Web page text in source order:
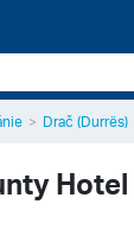
Drač (Durrës)
Hotel